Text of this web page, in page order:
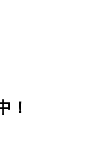
！